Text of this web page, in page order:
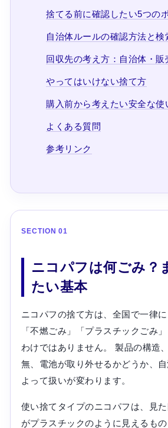
捨てる前に確認したい5つの
自治体ルールの確認方法と検
回収先の考え方：自治体・販
やってはいけない捨て方
購入前から考えたい安全な使
よくある質問
参考リンク
SECTION 01
ニコパフは何ごみ？
たい基本
ニコパフの捨て方は、全国で一律に
「不燃ごみ」「プラスチックごみ
わけではありません。 製品の構造
無、電池が取り外せるかどうか、
よって扱いが変わります。
使い捨てタイプのニコパフは、見
がプラスチックのように見えるも